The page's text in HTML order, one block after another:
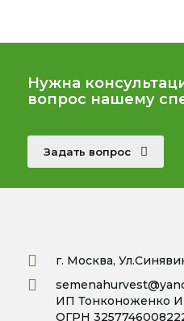
Нужна
вопрос нашему
Задать вопрос
г. Москва,
ИП Тонконоженко
ОГРН